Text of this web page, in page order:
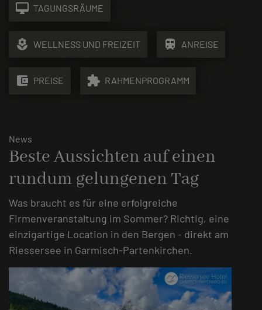
desktop_mac TAGUNGSRÄUME
local_florist WELLNESS UND FREIZEIT train ANREISE
account_balance_wallet PREISE extension RAHMENPROGRAMM
News
Beste Aussichten auf einen
rundum gelungenen Tag
Was braucht es für eine erfolgreiche
Firmenveranstaltung im Sommer? Richtig, eine
einzigartige Location in den Bergen - direkt am
Riessersee in Garmisch-Partenkirchen.